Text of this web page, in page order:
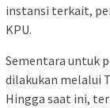
instansi terkait,
KPU.
Sementara untuk
dilakukan melalui
Hingga saat ini,